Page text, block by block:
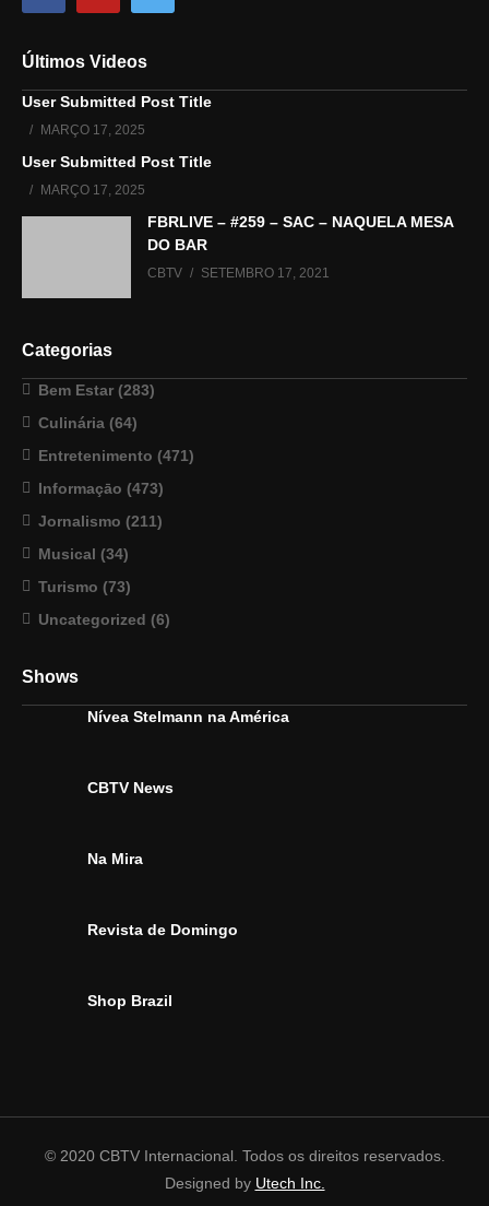
Últimos Videos
User Submitted Post Title
MARÇO 17, 2025
User Submitted Post Title
MARÇO 17, 2025
FBRLIVE – #259 – SAC – NAQUELA MESA
DO BAR
CBTV SETEMBRO 17, 2021
Categorias
Bem Estar (283)
Culinária (64)
Entretenimento (471)
Informaçāo (473)
Jornalismo (211)
Musical (34)
Turismo (73)
Uncategorized (6)
Shows
Nívea Stelmann na América
CBTV News
Na Mira
Revista de Domingo
Shop Brazil
© 2020 CBTV Internacional. Todos os direitos reservados.
Designed by Utech Inc.